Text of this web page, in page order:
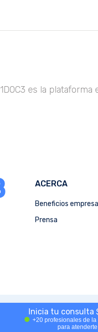
1DOC3 es la
Inicia tu consulta
+20 profesionales de
para
ACERCA
Beneficios
Prensa